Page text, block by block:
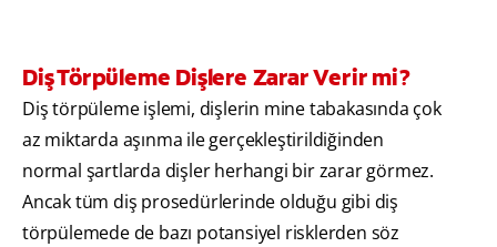
Diş Törpüleme Dişlere Zarar Verir mi?
Diş törpüleme işlemi, dişlerin mine tabakasında çok
az miktarda aşınma ile gerçekleştirildiğinden
normal şartlarda dişler herhangi bir zarar görmez.
Ancak tüm diş prosedürlerinde olduğu gibi diş
törpülemede de bazı potansiyel risklerden söz